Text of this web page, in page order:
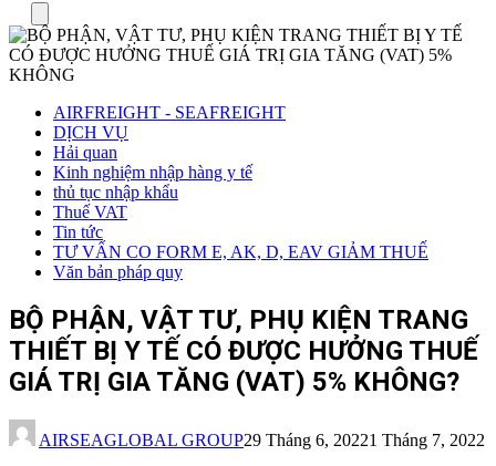
AIRFREIGHT - SEAFREIGHT
DỊCH VỤ
Hải quan
Kinh nghiệm nhập hàng y tế
thủ tục nhập khẩu
Thuế VAT
Tin tức
TƯ VẤN CO FORM E, AK, D, EAV GIẢM THUẾ
Văn bản pháp quy
BỘ PHẬN, VẬT TƯ, PHỤ KIỆN TRANG
THIẾT BỊ Y TẾ CÓ ĐƯỢC HƯỞNG THUẾ
GIÁ TRỊ GIA TĂNG (VAT) 5% KHÔNG?
AIRSEAGLOBAL GROUP29 Tháng 6, 20221 Tháng 7, 2022